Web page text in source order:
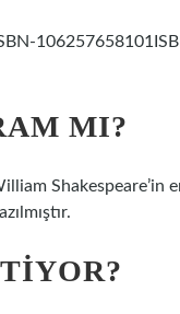
MI?
Shakespeare’in